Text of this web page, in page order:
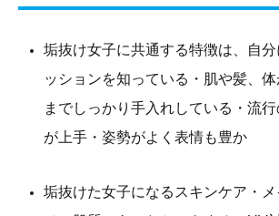
垢抜け女子に共通する特徴は、自
ッションを知っている・肌や髪、
までしっかり手入れしている・流
が上手・姿勢がよく表情も豊か
垢抜けた女子になるスキンケア・